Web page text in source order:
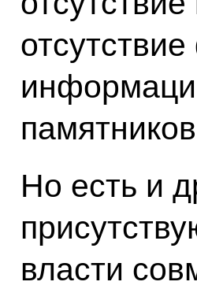
Но есть и
власти